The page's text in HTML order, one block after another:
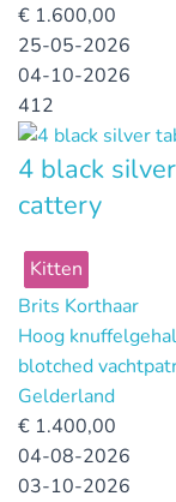
€ 1.600,00
25-05-2026
04-10-2026
412
4 black
cattery
Kitten
Brits Korthaar
Hoog
blotched
Gelderland
€ 1.400,00
04-08-2026
03-10-2026